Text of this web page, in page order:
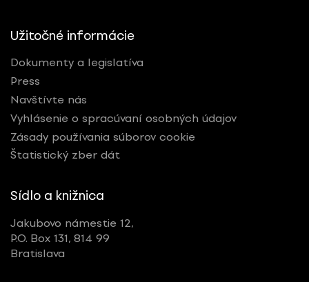
Užitočné informácie
Dokumenty a legislatíva
Press
Navštívte nás
Vyhlásenie o spracúvaní osobných údajov
Zásady používania súborov cookie
Štatistický zber dát
Sídlo a knižnica
Jakubovo námestie 12,
P.O. Box 131, 814 99
Bratislava